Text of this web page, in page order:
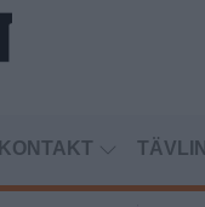
KONTAKT